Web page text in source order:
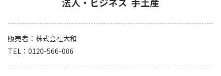
販売者
株式会社大和
TEL
0120-566-006